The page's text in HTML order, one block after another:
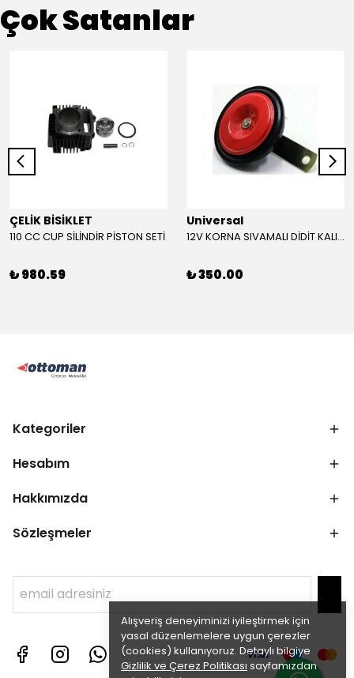
Alışveriş deneyiminizi iyileştirmek için
yasal düzenlemelere uygun çerezler
(cookies) kullanıyoruz. Detaylı bilgiye
Gizlilik ve Çerez Politikası sayfamızdan
Çok Satanlar
ÇELİK BİSİKLET
110 CC CUP SİLİNDİR PİSTON SETİ
₺ 980.59
Universal
12V KORNA SIVAMALI DİDİT KALIN SESLİ (KIRMIZI)
₺ 350.00
Kategoriler
Hesabım
Hakkımızda
Sözleşmeler